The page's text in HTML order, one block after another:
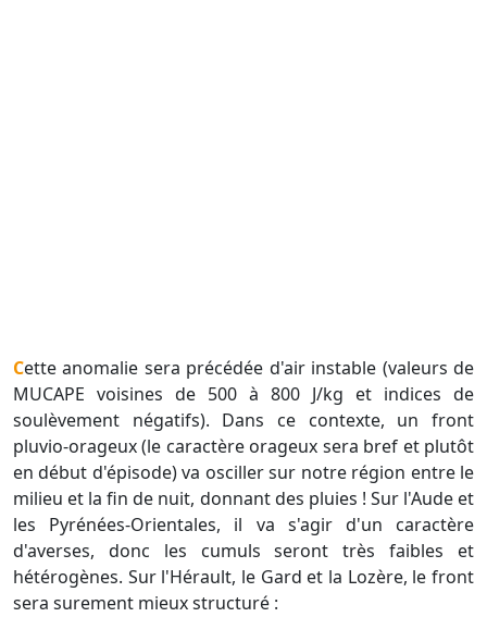
Cette anomalie sera précédée d'air instable (valeurs de
MUCAPE voisines de 500 à 800 J/kg et indices de
soulèvement négatifs). Dans ce contexte, un front
pluvio-orageux (le caractère orageux sera bref et plutôt
en début d'épisode) va osciller sur notre région entre le
milieu et la fin de nuit, donnant des pluies ! Sur l'Aude et
les Pyrénées-Orientales, il va s'agir d'un caractère
d'averses, donc les cumuls seront très faibles et
hétérogènes. Sur l'Hérault, le Gard et la Lozère, le front
sera surement mieux structuré :